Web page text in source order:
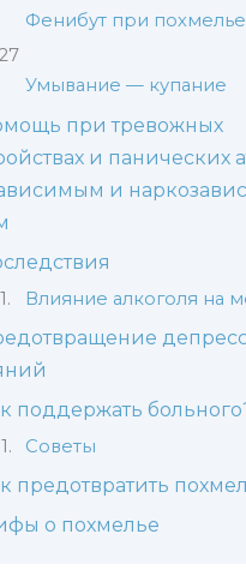
Фенибут при похмелье
Умывание — купание
при тревожных
и панических
и
Влияние алкоголя на
поддержать
Советы
предотвратить
о похмелье